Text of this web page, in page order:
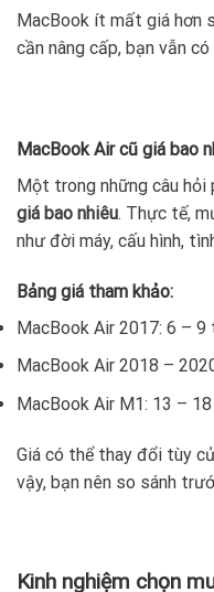
MacBook ít mất giá hơn
cần nâng cấp, bạn vẫn
MacBook Air cũ giá bao
Một trong những câu hỏi
giá bao nhiêu. Thực tế,
như đời máy, cấu hình,
Bảng giá tham khảo:
MacBook Air 2017: 6 – 9
MacBook Air 2018 –
MacBook Air M1: 13 –
Giá có thể thay đổi tùy
vậy, bạn nên so sánh
Kinh nghiệm chọn